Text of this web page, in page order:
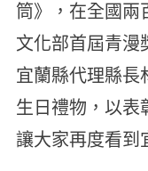
筒》，在全國兩
文化部首屆青漫
宜蘭縣代理縣長
生日禮物，以表
讓大家再度看到